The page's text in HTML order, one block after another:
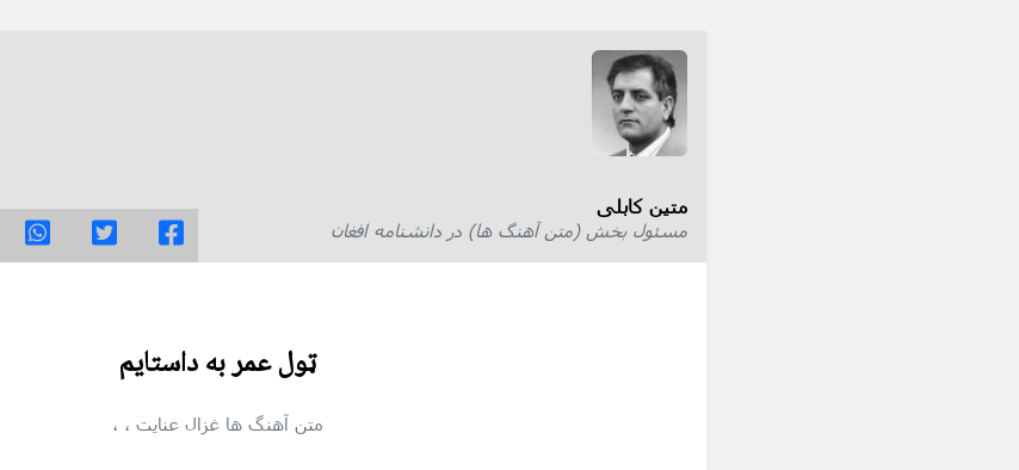
متین کابلی
مسئول بخش (متن آهنگ ها) در دانشنامه افغان
ټول عمر به داستایم
متن آهنگ هاغزال عنایت ، ،